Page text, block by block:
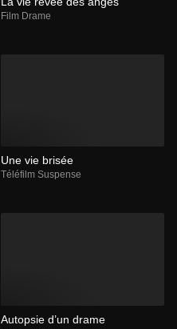
Film Drame
Une vie brisée
Téléfilm Suspense
Autopsie d’un drame